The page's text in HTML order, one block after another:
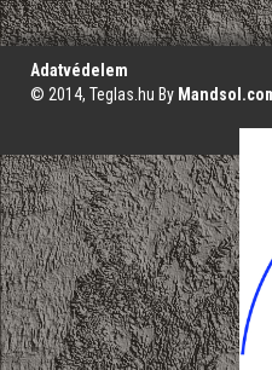
';
Adatvédelem
© 2014, Teglas.hu By